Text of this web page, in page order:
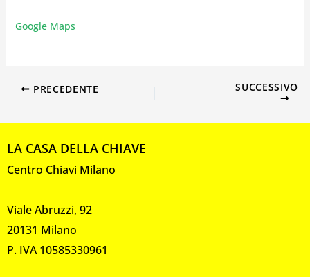
Google Maps
PRECEDENTE SUCCESSIVO
LA CASA DELLA CHIAVE
Centro Chiavi Milano
Viale Abruzzi, 92
20131 Milano
P. IVA 10585330961